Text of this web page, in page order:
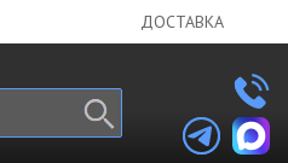
ДОСТАВКА